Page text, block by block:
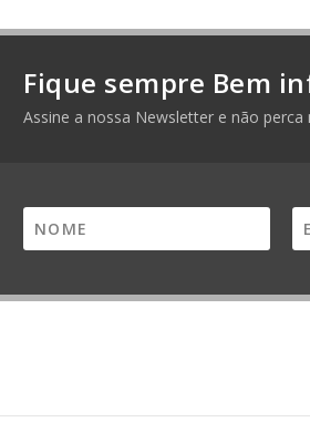
Fique sempre Bem
Assine a nossa Newsletter e não